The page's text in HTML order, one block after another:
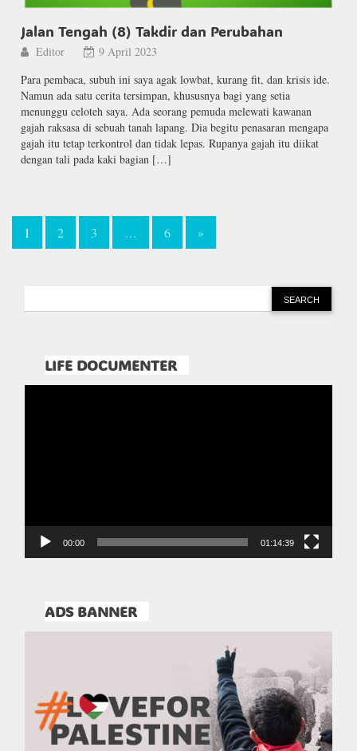
Jalan Tengah (8) Takdir dan Perubahan
Editor
9 April 2023
Para pembaca, subuh ini saya agak lowbat, kurang fit, dan krisis ide.
Namun ada satu cerita tersimpan, khususnya bagi yang setia
menunggu celoteh saya. Ada seorang pemuda melewati kawanan
gajah raksasa di sebuah tanah lapang. Dia begitu penasaran mengapa
gajah itu tetap terkontrol dan tidak lepas. Rupanya gajah itu diikat
dengan tali pada kaki bagian […]
Paginasi
1 2 3 … 6 »
LIFE DOCUMENTER
00:00 01:14:39
ADS BANNER